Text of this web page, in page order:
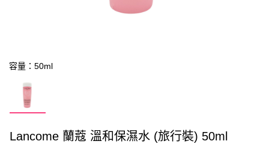
容量：50ml
Lancome 蘭蔻 溫和保濕水 (旅行裝) 50ml